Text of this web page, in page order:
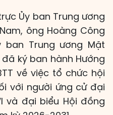
Ủy ban Trung ương
ông Hoàng Công
ban Trung ương Mặt
ký ban hành Hướng
về việc tổ chức hội
với người ứng cử đại
và đại biểu Hội đồng